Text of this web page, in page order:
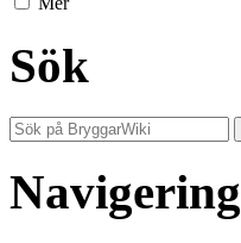
Sök
Navigering